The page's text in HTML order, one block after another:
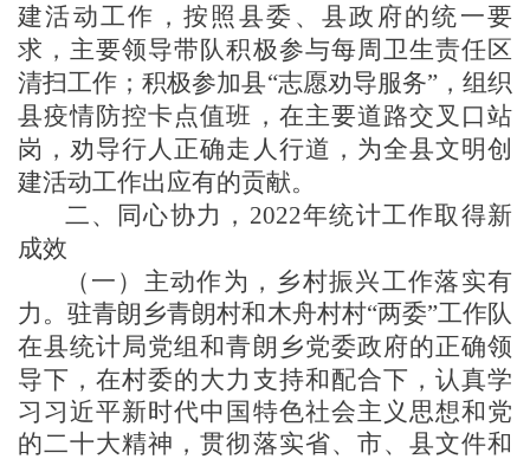
建活动工作 ，按照县委、县政府的统一要
求，主要领导带队积极参与每周 卫生责任区
清扫工作；积极参加县“志愿劝导服务”， 组织
县疫情防控卡点值班， 在主要道路交叉口站
岗，劝导行人正确走人行道，为全县文明创
建活动工作出应有的贡献。
二、 同心协力， 2022年统计工作取得新
成效
（一） 主动作为， 乡村振兴工作落实有
力 。驻青朗乡青朗村和木舟村村“两委”工作队
在县统计局党组和青朗乡党委政府的正确领
导下，在村委的大力支持和配合下，认真学
习 习近平新时代中国特色社会主义思想和党
的二十大精神，贯彻落实省、市、县文件和